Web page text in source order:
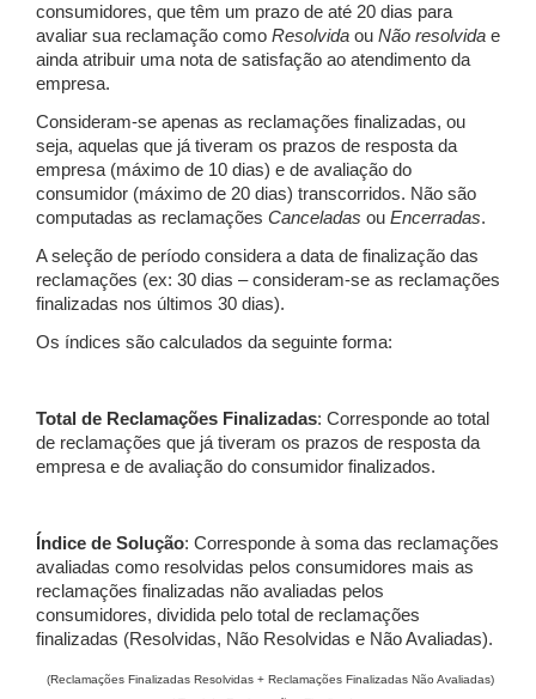
consumidores, que têm um prazo de até 20 dias para
avaliar sua reclamação como Resolvida ou Não resolvida e
ainda atribuir uma nota de satisfação ao atendimento da
empresa.
Consideram-se apenas as reclamações finalizadas, ou
seja, aquelas que já tiveram os prazos de resposta da
empresa (máximo de 10 dias) e de avaliação do
consumidor (máximo de 20 dias) transcorridos. Não são
computadas as reclamações Canceladas ou Encerradas.
A seleção de período considera a data de finalização das
reclamações (ex: 30 dias – consideram-se as reclamações
finalizadas nos últimos 30 dias).
Os índices são calculados da seguinte forma:
Total de Reclamações Finalizadas: Corresponde ao total
de reclamações que já tiveram os prazos de resposta da
empresa e de avaliação do consumidor finalizados.
Índice de Solução: Corresponde à soma das reclamações
avaliadas como resolvidas pelos consumidores mais as
reclamações finalizadas não avaliadas pelos
consumidores, dividida pelo total de reclamações
finalizadas (Resolvidas, Não Resolvidas e Não Avaliadas).
(Reclamações Finalizadas Resolvidas + Reclamações Finalizadas Não Avaliadas)